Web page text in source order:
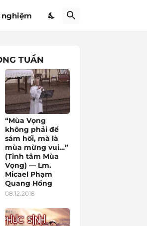
nghiệm
TUẦN
“Mùa Vọng
không phải để
sám hối, mà là
mùa mừng vui…”
(Tĩnh tâm Mùa
Vọng) — Lm.
Micael Phạm
Quang Hồng
08.12.2018